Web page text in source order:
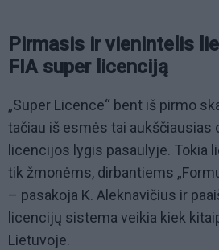
Pirmasis ir vienintelis
FIA super licenciją
„Super Licence“ bent iš pirmo
tačiau iš esmės tai aukščiausias
licencijos lygis pasaulyje. Tokia
tik žmonėms, dirbantiems
– pasakoja K. Aleknavičius ir
licencijų sistema veikia kiek
Lietuvoje.